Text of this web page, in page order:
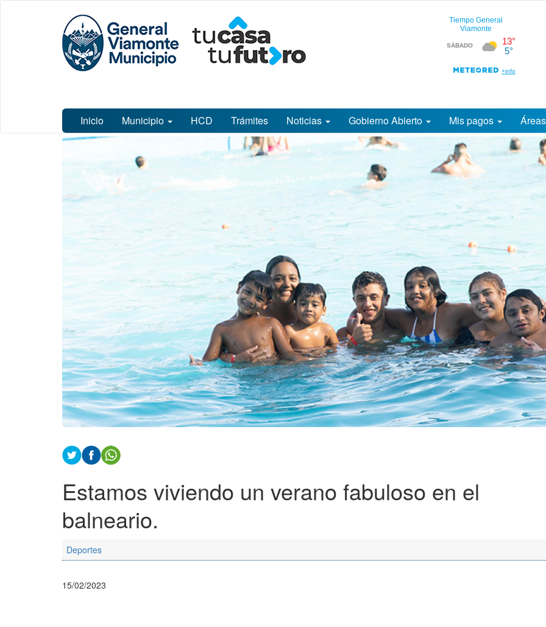
Municipalidad
de General
Viamonte
Inicio Municipio HCD Trámites Noticias Gobierno Abierto Mis pagos
Contenido
principal
Estamos viviendo un verano fabuloso en el
balneario.
Deportes
15/02/2023